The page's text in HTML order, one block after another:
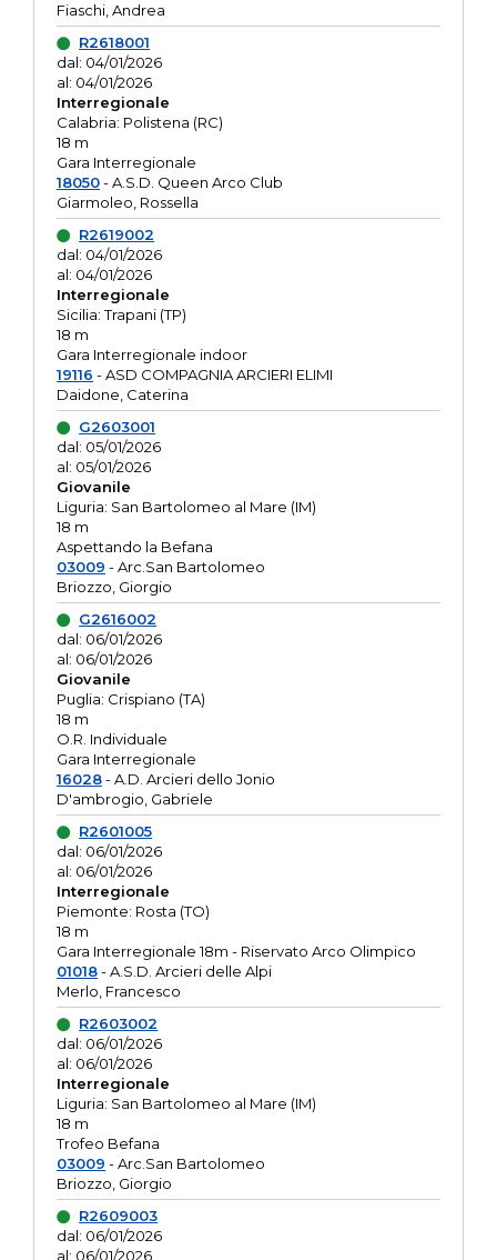
Fiaschi, Andrea
R2618001
dal: 04/01/2026
al: 04/01/2026
Interregionale
Calabria: Polistena (RC)
18 m
Gara Interregionale
18050- A.S.D. Queen Arco Club
Giarmoleo, Rossella
R2619002
dal: 04/01/2026
al: 04/01/2026
Interregionale
Sicilia: Trapani (TP)
18 m
Gara Interregionale indoor
19116 - ASD COMPAGNIA ARCIERI ELIMI
Daidone, Caterina
G2603001
dal: 05/01/2026
al: 05/01/2026
Giovanile
Liguria: San Bartolomeo al Mare (IM)
18 m
Aspettando la Befana
03009 - Arc.San Bartolomeo
Briozzo, Giorgio
G2616002
dal: 06/01/2026
al: 06/01/2026
Giovanile
Puglia: Crispiano (TA)
18 m
O.R. Individuale
Gara Interregionale
16028- A.D. Arcieri dello Jonio
D'ambrogio, Gabriele
R2601005
dal: 06/01/2026
al: 06/01/2026
Interregionale
Piemonte: Rosta (TO)
18 m
Gara Interregionale 18m - Riservato Arco Olimpico
01018- A.S.D. Arcieri delle Alpi
Merlo, Francesco
R2603002
dal: 06/01/2026
al: 06/01/2026
Interregionale
Liguria: San Bartolomeo al Mare (IM)
18 m
Trofeo Befana
03009 - Arc.San Bartolomeo
Briozzo, Giorgio
R2609003
dal: 06/01/2026
al: 06/01/2026